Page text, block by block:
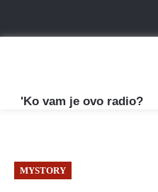
'Ko vam je ovo radio?
MYSTORY